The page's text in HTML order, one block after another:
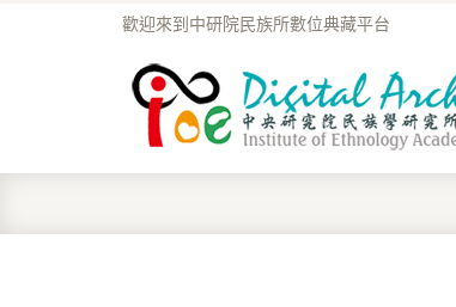
歡迎來到中研院民族所數位典藏平台